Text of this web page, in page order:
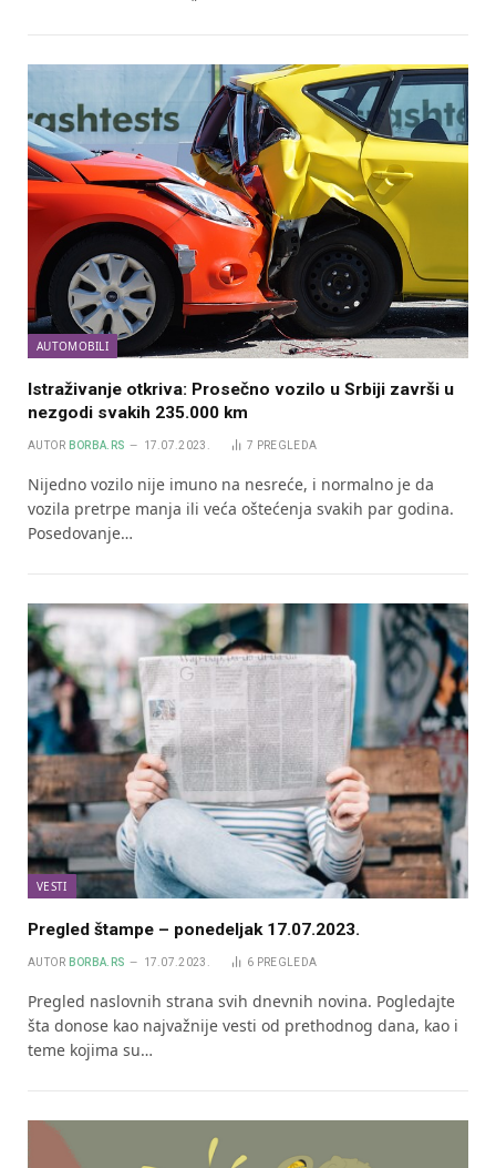
AUTOMOBILI
Istraživanje otkriva: Prosečno vozilo u Srbiji završi u
nezgodi svakih 235.000 km
AUTOR BORBA.RS 17.07.2023. 7 PREGLEDA
Nijedno vozilo nije imuno na nesreće, i normalno je da
vozila pretrpe manja ili veća oštećenja svakih par godina.
Posedovanje…
VESTI
Pregled štampe – ponedeljak 17.07.2023.
AUTOR BORBA.RS 17.07.2023. 6 PREGLEDA
Pregled naslovnih strana svih dnevnih novina. Pogledajte
šta donose kao najvažnije vesti od prethodnog dana, kao i
teme kojima su…